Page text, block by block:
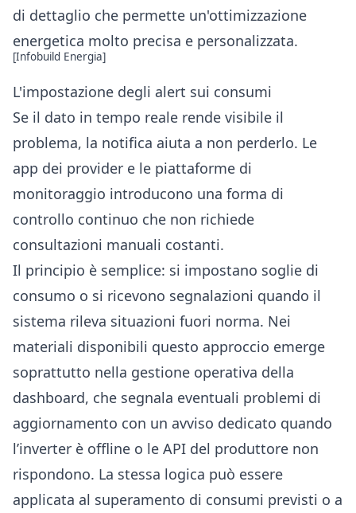
di dettaglio che permette un'ottimizzazione
energetica molto precisa e personalizzata.
[Infobuild Energia]
L'impostazione degli alert sui consumi
Se il dato in tempo reale rende visibile il
problema, la notifica aiuta a non perderlo. Le
app dei provider e le piattaforme di
monitoraggio introducono una forma di
controllo continuo che non richiede
consultazioni manuali costanti.
Il principio è semplice: si impostano soglie di
consumo o si ricevono segnalazioni quando il
sistema rileva situazioni fuori norma. Nei
materiali disponibili questo approccio emerge
soprattutto nella gestione operativa della
dashboard, che segnala eventuali problemi di
aggiornamento con un avviso dedicato quando
l’inverter è offline o le API del produttore non
rispondono. La stessa logica può essere
applicata al superamento di consumi previsti o a